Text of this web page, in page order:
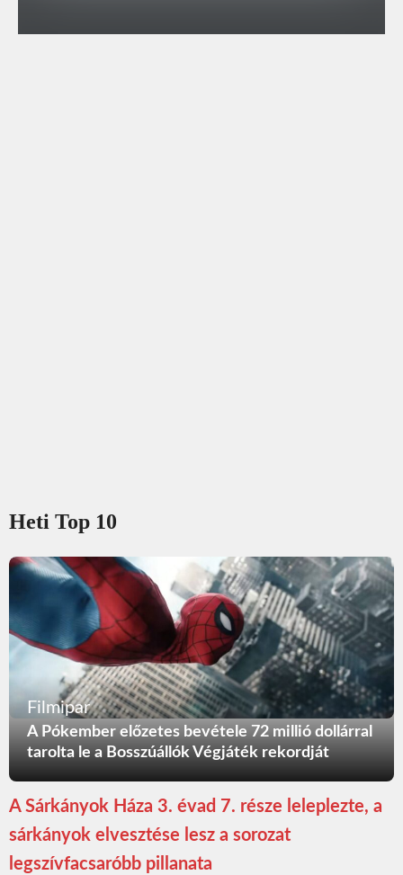
Heti Top 10
Filmipar
A Pókember előzetes bevétele 72 millió dollárral
tarolta le a Bosszúállók Végjáték rekordját
A Sárkányok Háza 3. évad 7. része leleplezte, a
sárkányok elvesztése lesz a sorozat
legszívfacsaróbb pillanata